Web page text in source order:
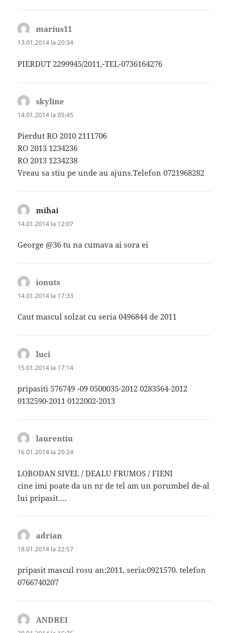
marius11
13.01.2014 la 20:34
PIERDUT 2299945/2011,-TEL-0736164276
skyline
14.01.2014 la 05:45
Pierdut RO 2010 2111706
RO 2013 1234236
RO 2013 1234238
Vreau sa stiu pe unde au ajuns.Telefon 0721968282
mihai
14.01.2014 la 12:07
George @36 tu na cumava ai sora ei
ionuts
14.01.2014 la 17:33
Caut mascul solzat cu seria 0496844 de 2011
luci
15.01.2014 la 17:14
pripasiti 576749 -09 0500035-2012 0283564-2012
0132590-2011 0122002-2013
laurentiu
16.01.2014 la 20:24
LOBODAN SIVEL / DEALU FRUMOS / FIENI
cine imi poate da un nr de tel am un porumbel de-al
lui pripasit….
adrian
18.01.2014 la 22:57
pripasit mascul rosu an:2011, seria:0921570. telefon
0766740207
ANDREI